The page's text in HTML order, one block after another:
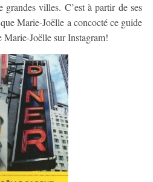
grandes villes. C’est à partir de ses
que Marie-Joëlle a concocté ce guide
Joëlle sur Instagram!